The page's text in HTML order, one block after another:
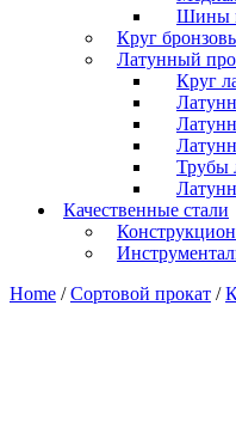
Шины
Круг
Латунный
Круг
Трубы
Качественные стали
Home /Сортовой прокат /